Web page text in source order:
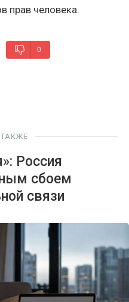
прав человека.
0
Россия
сбоем
связи